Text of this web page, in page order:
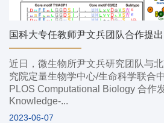
近日，微生物所尹文兵研究团队与
究院定量生物学中心/生命科学联合
PLOS Computational Biology 合作
Knowledge-...
2023-06-07